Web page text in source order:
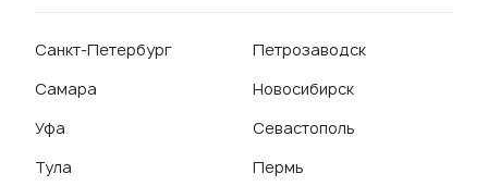
Санкт-Петербург
Самара
Уфа
Тула
Петрозаводск
Новосибирск
Севастополь
Пермь